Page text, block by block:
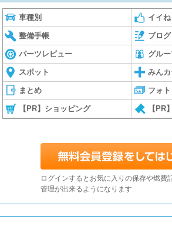
車種別 イイね
整備手帳 ブログ
パーツレビュー グル
スポット みんカ
まとめ フォト
【PR】ショッピング 【PR
ログインするとお気に入りの保存や燃費
管理が出来るようになります